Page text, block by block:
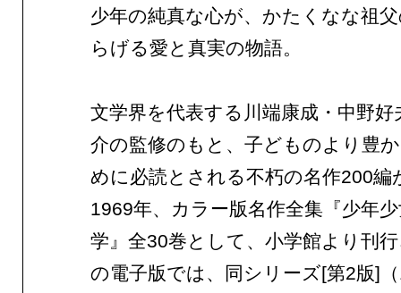
少年の純真な心が、かたくなな祖
らげる愛と真実の物語。
文学界を代表する川端康成・中野好
介の監修のもと、子どものより豊
めに必読とされる不朽の名作200編
1969年、カラー版名作全集『少年
学』全30巻として、小学館より刊
の電子版では、同シリーズ[第2版]